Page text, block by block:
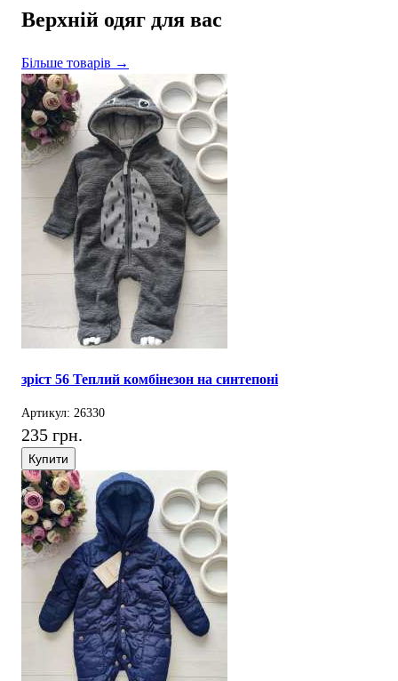
Верхній одяг для вас
Більше товарів →
зріст 56 Теплий комбінезон на синтепоні
Артикул: 26330
235 грн.
Купити